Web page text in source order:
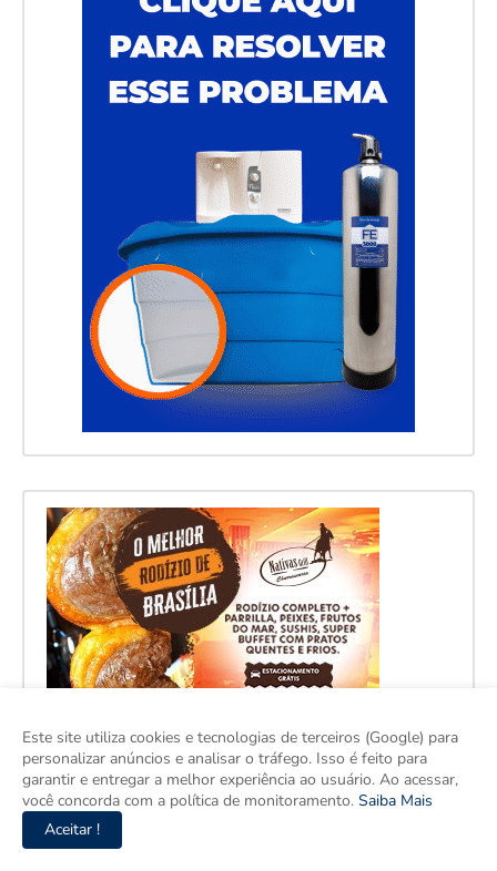
Este site utiliza cookies e tecnologias de terceiros (Google) para
personalizar anúncios e analisar o tráfego. Isso é feito para
garantir e entregar a melhor experiência ao usuário. Ao acessar,
você concorda com a política de monitoramento. Saiba Mais
Aceitar !